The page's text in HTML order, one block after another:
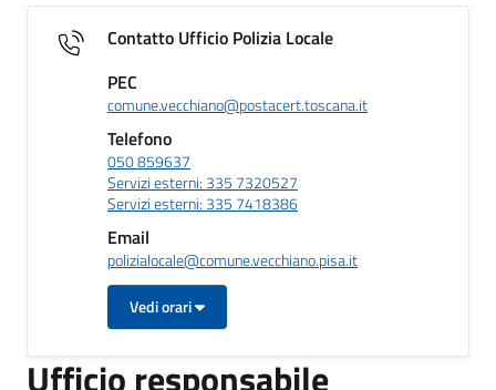
Contatto Ufficio Polizia Locale
PEC
comune.vecchiano@postacert.toscana.it
Telefono
050 859637
Servizi esterni: 335 7320527
Servizi esterni: 335 7418386
Email
polizialocale@comune.vecchiano.pisa.it
Vedi orari
Ufficio responsabile